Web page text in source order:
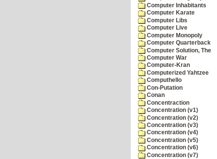
Computer Inhabitants
Computer Karate
Computer Libs
Computer Live
Computer Monopoly
Computer Quarterback
Computer Solution, The
Computer War
Computer-Kran
Computerized Yahtzee
Computhello
Con-Putation
Conan
Concentraction
Concentration (v1)
Concentration (v2)
Concentration (v3)
Concentration (v4)
Concentration (v5)
Concentration (v6)
Concentration (v7)